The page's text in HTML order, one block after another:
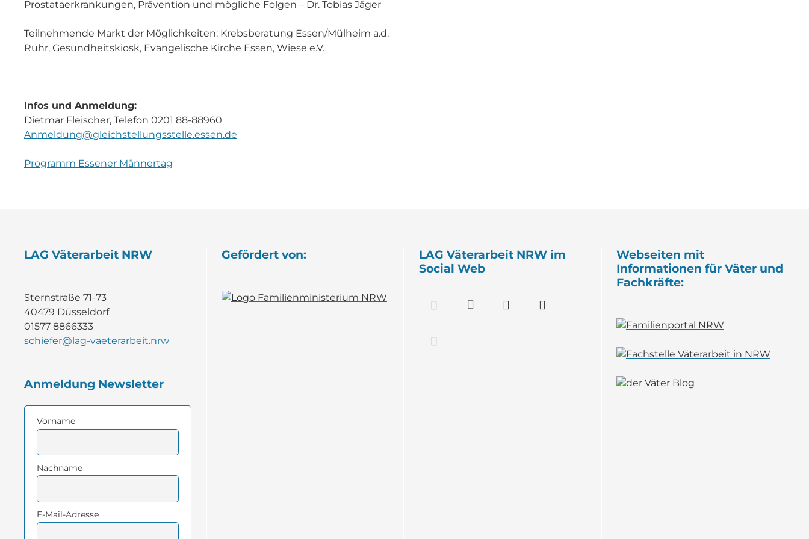
Prostataerkrankungen, Prävention und mögliche Folgen – Dr. Tobias Jäger
Teilnehmende Markt der Möglichkeiten: Krebsberatung Essen/Mülheim a.d.
Ruhr, Gesundheitskiosk, Evangelische Kirche Essen, Wiese e.V.
Infos und Anmeldung:
Dietmar Fleischer, Telefon 0201 88-88960
Anmeldung@gleichstellungsstelle.essen.de
Programm Essener Männertag
LAG Väterarbeit NRW
Sternstraße 71-73
40479 Düsseldorf
01577 8866333
schiefer@lag-vaeterarbeit.nrw
Anmeldung Newsletter
Vorname
Nachname
E-Mail-Adresse
Gefördert von:
LAG Väterarbeit NRW im
Social Web
Webseiten mit
Informationen für Väter und
Fachkräfte: